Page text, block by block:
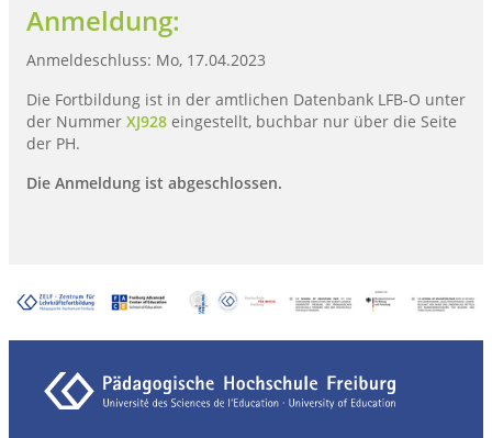
Anmeldung:
Anmeldeschluss: Mo, 17.04.2023
Die Fortbildung ist in der amtlichen Datenbank LFB-O unter
der Nummer XJ928 eingestellt, buchbar nur über die Seite
der PH.
Die Anmeldung ist abgeschlossen.